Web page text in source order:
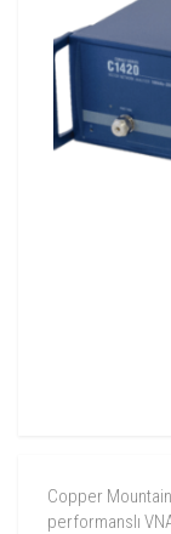
Copper
performanslı